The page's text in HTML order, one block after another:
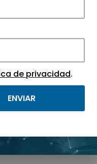
destacadas de
y
de privacidad.